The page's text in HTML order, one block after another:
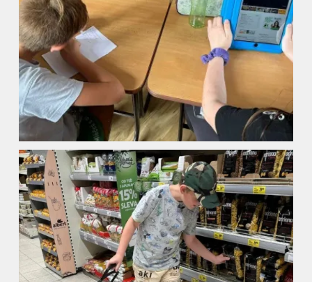
Úvod
Organizace školního roku
Úřední deska
Naše škola
Základní škola
ZŠ speciální
Vyhledávání na webu